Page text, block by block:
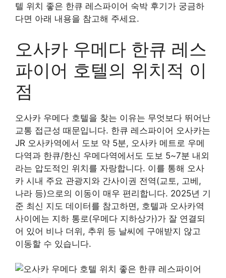
텔 위치 좋은 한큐 레스파이어 숙박 후기가 궁금하
다면 아래 내용을 참고해 주세요.
오사카 우메다 한큐 레스
파이어 호텔의 위치적 이
점
오사카 우메다 호텔을 찾는 이유는 무엇보다 뛰어난
교통 접근성 때문입니다. 한큐 레스파이어 오사카는
JR 오사카역에서 도보 약 5분, 오사카 메트로 우메
다역과 한큐/한신 우메다역에서도 도보 5~7분 내외
라는 압도적인 위치를 자랑합니다. 이를 통해 오사
카 시내 주요 관광지와 간사이권 전역(교토, 고베,
나라 등)으로의 이동이 매우 편리합니다. 2025년 기
준 최신 지도 데이터를 참고하면, 호텔과 오사카역
사이에는 지하 통로(우메다 지하상가)가 잘 연결되
어 있어 비나 더위, 추위 등 날씨에 구애받지 않고
이동할 수 있습니다.